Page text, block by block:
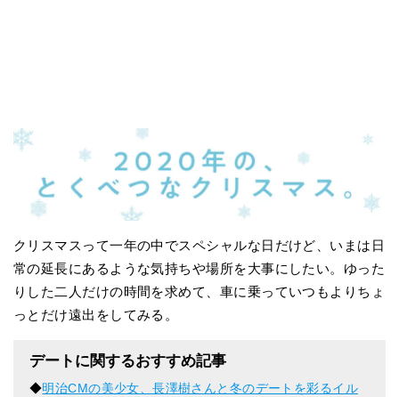
クリスマスって一年の中でスペシャルな日だけど、いまは日
常の延長にあるような気持ちや場所を大事にしたい。ゆった
りした二人だけの時間を求めて、車に乗っていつもよりちょ
っとだけ遠出をしてみる。
デートに関するおすすめ記事
◆明治CMの美少女、長澤樹さんと冬のデートを彩るイル